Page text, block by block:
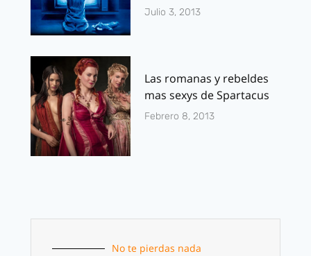
Julio 3, 2013
Las romanas y rebeldes
mas sexys de Spartacus
Febrero 8, 2013
No te pierdas nada